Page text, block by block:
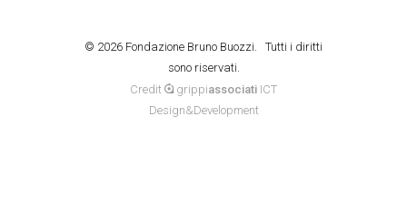
© 2026 Fondazione Bruno Buozzi. Tutti i diritti
sono riservati.
Credit
grippiassociati ICT
Design&Development